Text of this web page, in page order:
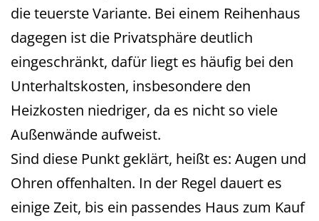
die teuerste Variante. Bei einem Reihenhaus
dagegen ist die Privatsphäre deutlich
eingeschränkt, dafür liegt es häufig bei den
Unterhaltskosten, insbesondere den
Heizkosten niedriger, da es nicht so viele
Außenwände aufweist.
Sind diese Punkt geklärt, heißt es: Augen und
Ohren offenhalten. In der Regel dauert es
einige Zeit, bis ein passendes Haus zum Kauf